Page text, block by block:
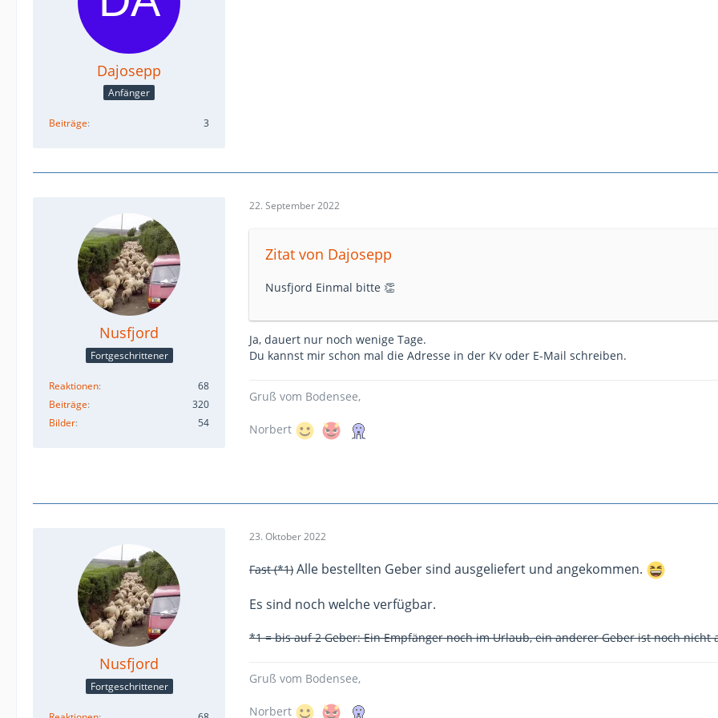
Dajosepp
Anfänger
Beiträge 3
Nusfjord
Fortgeschrittener
Reaktionen
68
Beiträge
320
Bilder
54
22. September 2022
Zitat von Dajosepp
Nusfjord Einmal bitte 👏
Ja, dauert nur noch wenige Tage.
Du kannst mir schon mal die Adresse in der Kv oder E-Mail schreiben.
Gruß vom Bodensee,
Norbert
Nusfjord
Fortgeschrittener
23. Oktober 2022
Fast (*1) Alle bestellten Geber sind ausgeliefert und angekommen.
Es sind noch welche verfügbar.
*1 = bis auf 2 Geber: Ein Empfänger noch im Urlaub, ein anderer Geber ist noch nicht
Gruß vom Bodensee,
Norbert